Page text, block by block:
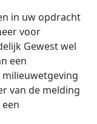
in uw opdracht
voor
Gewest wel
een
van de melding